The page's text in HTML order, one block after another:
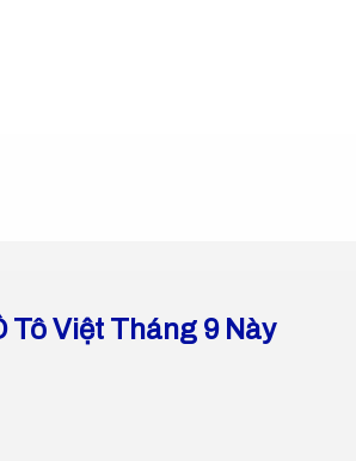
Tô Việt Tháng 9 Này